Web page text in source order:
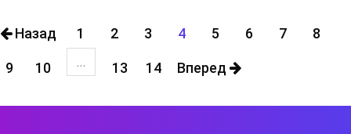
Назад 1 2 3 4 5 6 7 8
9 10 ... 13 14 Вперед